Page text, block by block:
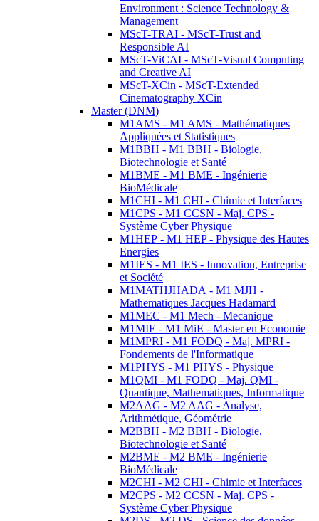
Environment : Science Technology &
Management
MScT-TRAI - MScT-Trust and
Responsible AI
MScT-ViCAI - MScT-Visual Computing
and Creative AI
MScT-XCin - MScT-Extended
Cinematography XCin
Master (DNM)
M1AMS - M1 AMS - Mathématiques
Appliquées et Statistiques
M1BBH - M1 BBH - Biologie,
Biotechnologie et Santé
M1BME - M1 BME - Ingénierie
BioMédicale
M1CHI - M1 CHI - Chimie et Interfaces
M1CPS - M1 CCSN - Maj. CPS -
Système Cyber Physique
M1HEP - M1 HEP - Physique des Hautes
Energies
M1IES - M1 IES - Innovation, Entreprise
et Société
M1MATHJHADA - M1 MJH -
Mathematiques Jacques Hadamard
M1MEC - M1 Mech - Mecanique
M1MIE - M1 MiE - Master en Economie
M1MPRI - M1 FODQ - Maj. MPRI -
Fondements de l'Informatique
M1PHYS - M1 PHYS - Physique
M1QMI - M1 FODQ - Maj. QMI -
Quantique, Mathematiques, Informatique
M2AAG - M2 AAG - Analyse,
Arithmétique, Géométrie
M2BBH - M2 BBH - Biologie,
Biotechnologie et Santé
M2BME - M2 BME - Ingénierie
BioMédicale
M2CHI - M2 CHI - Chimie et Interfaces
M2CPS - M2 CCSN - Maj. CPS -
Système Cyber Physique